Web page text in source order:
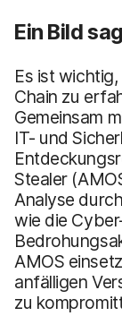
Ein Bild
Es ist
Chain zu
Gemeinsam
IT- und
Stealer
Analyse
wie die
AMOS
anfälligen
zu